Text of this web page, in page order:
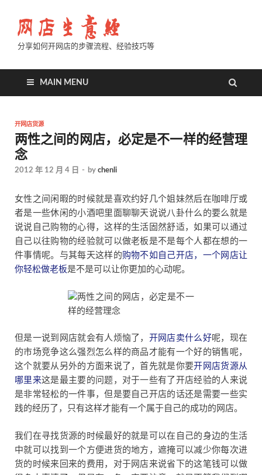
分享如何开网店的步骤流程、经验技巧等
MAIN MENU
开网店货源
两性之间的网店，必定是不一样的经营理
念
2012 年 12 月 4 日 - by chenli
女性之间闲暇的时候就是喜欢约好几个姐妹然后在咖啡厅或
者是一些休闲的小酒吧里面聊聊天说说八卦什么的要么就是
说说自己购物的心得，这样的生活固然舒适，如果可以通过
自己以往购物的经验就可以做老板是不是每个人都在想的一
件事情呢。与其每天这样的购物不如自己开店，一个网店让
你轻松做老板是不是可以让你更加的心动呢。
但是一说到网店就会有人烦恼了， 开网店卖什么好呢，现在
的市场竞争这么强烈怎么样的商品才能有一个好的销售呢，
这个就要从另外的方面来说了，首先就是你要开网店货源从
哪里来这是最主要的问题，对于一些有了开店经验的人来说
是非常轻松的一件事，但是要自己开店的话还是需要一些实
践的经历了，只有这样才能有一个属于自己的成功的网店。
我们在寻找货源的时候最好的就是可以在自己的身边的生活
中就可以找到一个方便进货的地方，遮掩可以减少你每次进
货的时候来回来的费用，对于网店来说省下的这笔钱可以做